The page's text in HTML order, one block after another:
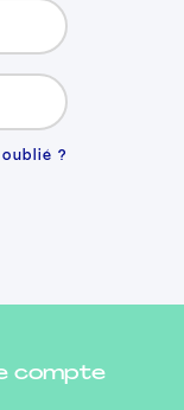
?
compte